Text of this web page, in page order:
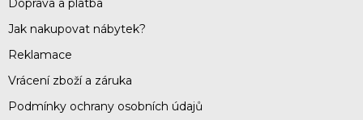
Doprava a platba
Jak nakupovat nábytek?
Reklamace
Vrácení zboží a záruka
Podmínky ochrany osobních údajů